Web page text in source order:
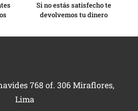
Si no estás satisfecho te
devolvemos tu dinero
768 of. 306 Miraflores,
Lima